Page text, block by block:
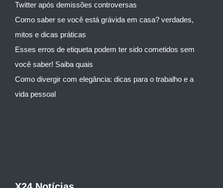
Twitter após demissões controversas
Como saber se você está grávida em casa? verdades,
mitos e dicas práticas
Esses erros de etiqueta podem ter sido cometidos sem
você saber! Saiba quais
Como divergir com elegância: dicas para o trabalho e a
vida pessoal